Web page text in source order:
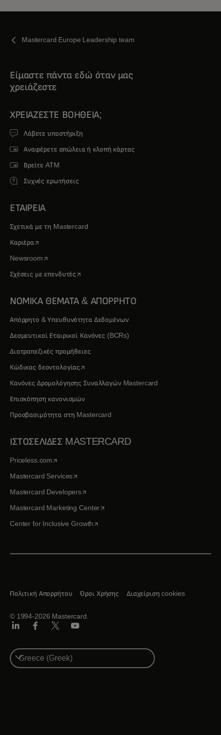
Mastercard Europe Leadership team
Είμαστε πάντα εδώ όταν μας
χρειάζεστε
ΧΡΕΙΆΖΕΣΤΕ ΒΟΉΘΕΙΑ;
Λάβετε υποστήριξη
Αναφέρετε απώλεια ή κλοπή κάρτας
Βρείτε ATM
Συχνές ερωτήσεις
ΕΤΑΙΡΕΙΑ
Σχετικά με τη Mastercard
Καριέραopens in a new tab
Newsroomopens in a new tab
Σχέσεις με επενδυτέςopens in a new tab
ΝΟΜΙΚΑ ΘΕΜΑΤΑ & ΑΠΟΡΡΗΤΟ
Απόρρητο & Υπευθυνότητα Δεδομένων
Δεσμευτικοί Εταιρικοί Κανόνες (BCRs)
Διατραπεζικές προμήθειες
Κώδικας δεοντολογίαςopens in a new tab
Κανόνες Δρομολόγησης Συναλλαγών Mastercard
Επισκόπηση κανονισμών
Προσβασιμότητα στη Mastercard
ΙΣΤΟΣΕΛΙΔΕΣ MASTERCARD
Priceless.comopens in a new tab
Mastercard Servicesopens in a new tab
Mastercard Developersopens in a new tab
Mastercard Marketing Centeropens in a new tab
Center for Inclusive Growthopens in a new tab
© 1994-2026 Mastercard.
Πολιτική Απορρήτου Όροι Χρήσης Διαχείριση cookies
Select
a
country